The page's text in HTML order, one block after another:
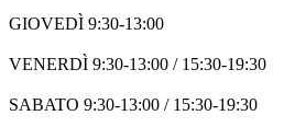
GIOVEDÌ 9:30-13:00
VENERDÌ 9:30-13:00 / 15:30-19:30
SABATO 9:30-13:00 / 15:30-19:30